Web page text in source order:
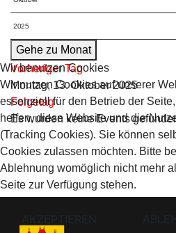
Gehe zu Monat
Vorheriger Tag
Montag, 13. Oktober 2025
Folgetag
Es wurden keine Events
Wir benutzen Cookies
Wir nutzen Cookies auf unserer
essenziell für den Betrieb der
helfen, diese Website und die
(Tracking Cookies). Sie können
Cookies zulassen möchten. Bitte
Ablehnung womöglich nicht mehr
Seite zur Verfügung stehen.